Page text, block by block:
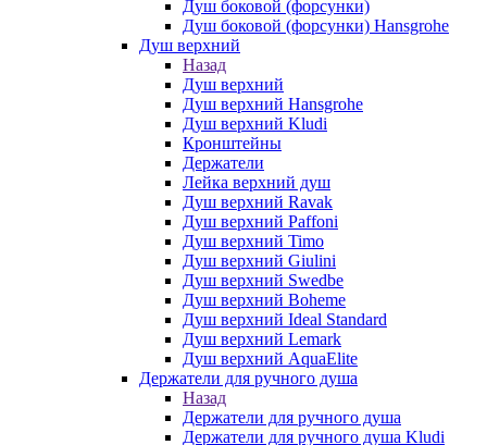
Душ боковой (форсунки)
Душ боковой (форсунки) Hansgrohe
Душ верхний
Назад
Душ верхний
Душ верхний Hansgrohe
Душ верхний Kludi
Кронштейны
Держатели
Лейка верхний душ
Душ верхний Ravak
Душ верхний Paffoni
Душ верхний Timo
Душ верхний Giulini
Душ верхний Swedbe
Душ верхний Boheme
Душ верхний Ideal Standard
Душ верхний Lemark
Душ верхний AquaElite
Держатели для ручного душа
Назад
Держатели для ручного душа
Держатели для ручного душа Kludi